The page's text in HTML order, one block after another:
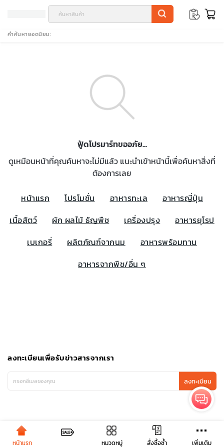
คำค้นหายอดนิยม
ฟู้ดโปรมาร์ทขออภัย...
ดูเหมือนหน้าที่คุณค้นหาจะไม่มีแล้ว แนะนำเข้าหน้านี้เพื่อค้นหาสิ่งที่
ต้องการเลย
หน้าแรก โปรโมชั่น อาหารทะเล
อาหารญี่ปุ่น
เนื้อสัตว์
ผัก ผลไม้ ธัญพืช เครื่องปรุง
อาหารยุโรป
เบเกอรี่
ผลิตภัณฑ์จากนม
อาหารพร้อมทาน
อาหารจากพืช/อื่น ๆ
ลงทะเบียนเพื่อรับข่าวสารจากเรา
ลงทะเบียน
หน้าแรก หมวดหมู่ สั่งซื้อซ้ำ เพิ่มเติม